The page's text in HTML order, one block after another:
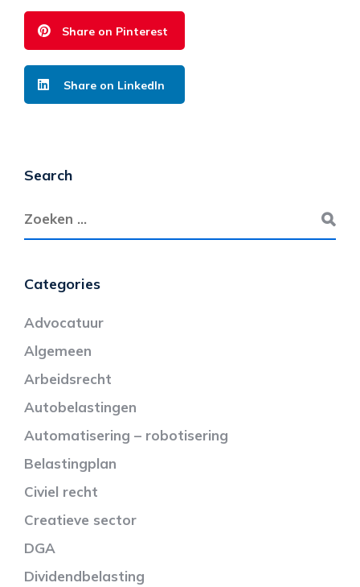
Share on Pinterest
Share on LinkedIn
Search
Categories
Advocatuur
Algemeen
Arbeidsrecht
Autobelastingen
Automatisering – robotisering
Belastingplan
Civiel recht
Creatieve sector
DGA
Dividendbelasting